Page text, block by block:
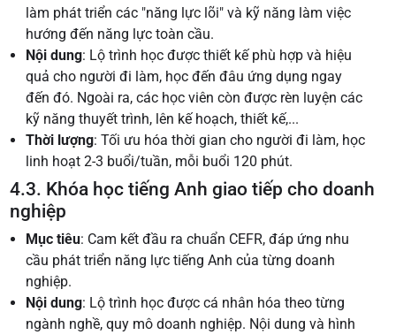
làm phát triển các "năng lực lõi" và kỹ năng làm việc
hướng đến năng lực toàn cầu.
Nội dung: Lộ trình học được thiết kế phù hợp và hiệu
quả cho người đi làm, học đến đâu ứng dụng ngay
đến đó. Ngoài ra, các học viên còn được rèn luyện các
kỹ năng thuyết trình, lên kế hoạch, thiết kế,...
Thời lượng: Tối ưu hóa thời gian cho người đi làm, học
linh hoạt 2-3 buổi/tuần, mỗi buổi 120 phút.
4.3. Khóa học tiếng Anh giao tiếp cho doanh
nghiệp
Mục tiêu: Cam kết đầu ra chuẩn CEFR, đáp ứng nhu
cầu phát triển năng lực tiếng Anh của từng doanh
nghiệp.
Nội dung: Lộ trình học được cá nhân hóa theo từng
ngành nghề, quy mô doanh nghiệp. Nội dung và hình